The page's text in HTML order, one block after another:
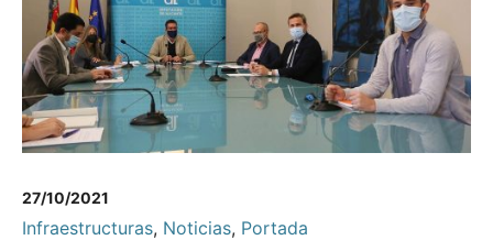
27/10/2021
Infraestructuras, Noticias, Portada